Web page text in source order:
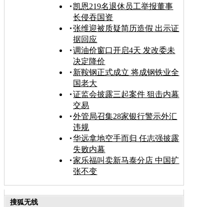
凯恩219名退休员工举报董事
长侵吞国资
张维迎被质疑简历造假 出示证
据回应
调油价窗口开启4天 发改委未
决定降价
新鞍钢正式成立 将成钢铁业全
国老大
证监会披露三起案件 狙击内幕
交易
外管局召集28家银行警示外汇
违规
华远拿地空手而归 任志强披露
失败内幕
家乐福叫卖新马泰分店 中国扩
张不变
搜狐无线